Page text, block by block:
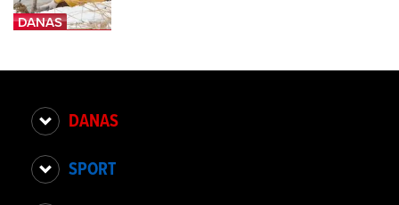
DANAS
SPORT